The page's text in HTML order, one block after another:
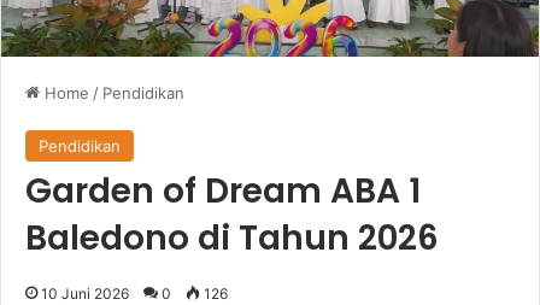
Home / Pendidikan
Pendidikan
Garden of Dream ABA 1
Baledono di Tahun 2026
10 Juni 2026 0 126